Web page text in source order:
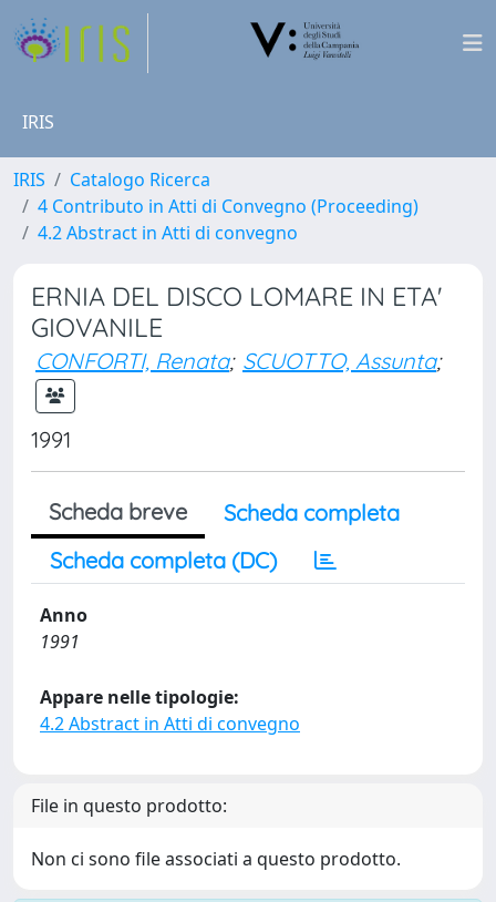
IRIS
IRIS
Catalogo Ricerca
4 Contributo in Atti di Convegno (Proceeding)
4.2 Abstract in Atti di convegno
ERNIA DEL DISCO LOMARE IN ETA'
GIOVANILE
CONFORTI, Renata; SCUOTTO, Assunta;
1991
Scheda breve
Scheda completa
Scheda completa (DC)
Anno
1991
Appare nelle tipologie:
4.2 Abstract in Atti di convegno
File in questo prodotto:
Non ci sono file associati a questo prodotto.